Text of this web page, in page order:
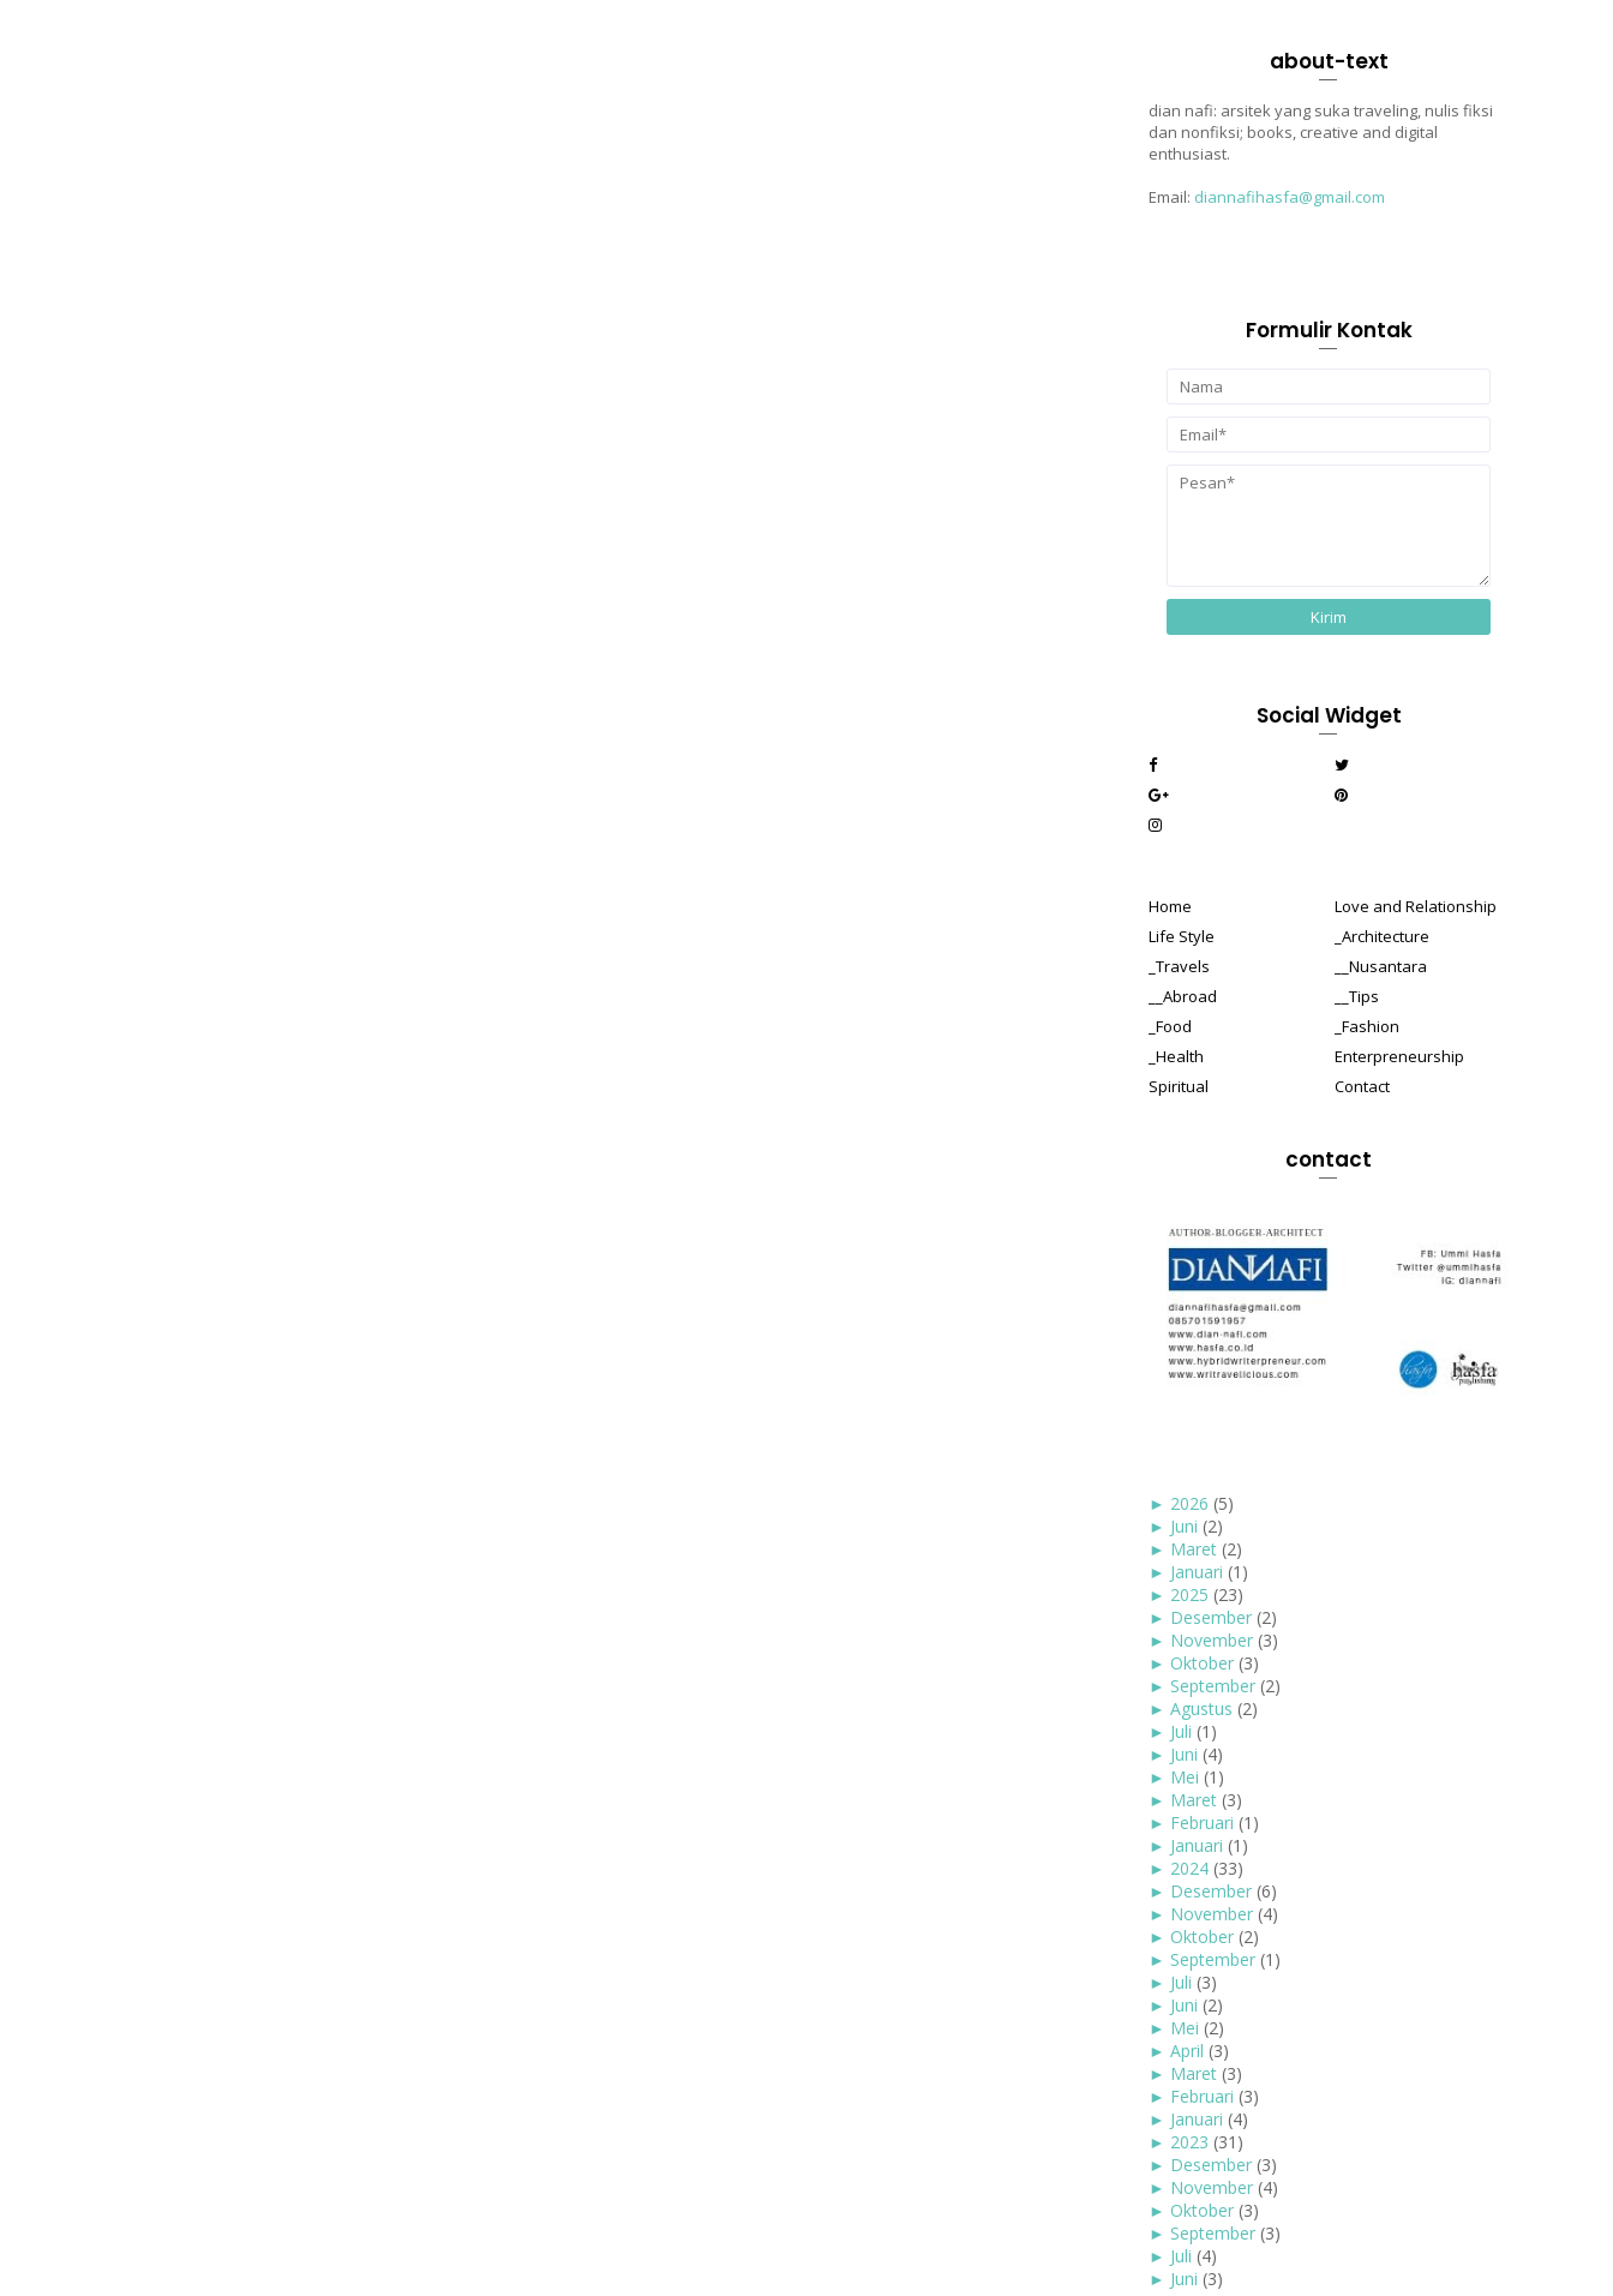
about-text
dian nafi: arsitek yang suka traveling, nulis fiksi
dan nonfiksi; books, creative and digital
enthusiast.
Email: diannafihasfa@gmail.com
Formulir Kontak
Social Widget
Home
Love and Relationship
Life Style
_Architecture
_Travels
__Nusantara
__Abroad
__Tips
_Food
_Fashion
_Health
Enterpreneurship
Spiritual
Contact
contact
► 2026 (5)
► Juni (2)
► Maret (2)
► Januari (1)
► 2025 (23)
► Desember (2)
► November (3)
► Oktober (3)
► September (2)
► Agustus (2)
► Juli (1)
► Juni (4)
► Mei (1)
► Maret (3)
► Februari (1)
► Januari (1)
► 2024 (33)
► Desember (6)
► November (4)
► Oktober (2)
► September (1)
► Juli (3)
► Juni (2)
► Mei (2)
► April (3)
► Maret (3)
► Februari (3)
► Januari (4)
► 2023 (31)
► Desember (3)
► November (4)
► Oktober (3)
► September (3)
► Juli (4)
► Juni (3)